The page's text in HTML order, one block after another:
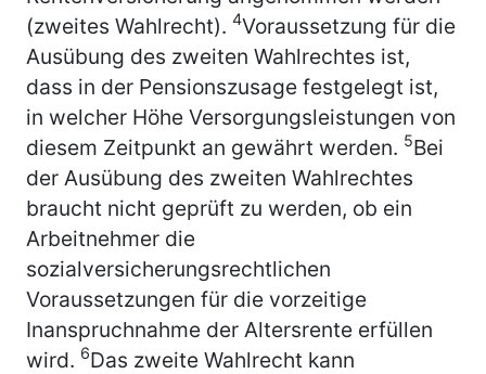
(zweites Wahlrecht). 4Voraussetzung für die
Ausübung des zweiten Wahlrechtes ist,
dass in der Pensionszusage festgelegt ist,
in welcher Höhe Versorgungsleistungen von
diesem Zeitpunkt an gewährt werden. 5Bei
der Ausübung des zweiten Wahlrechtes
braucht nicht geprüft zu werden, ob ein
Arbeitnehmer die
sozialversicherungsrechtlichen
Voraussetzungen für die vorzeitige
Inanspruchnahme der Altersrente erfüllen
wird. 6Das zweite Wahlrecht kann